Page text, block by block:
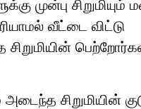
முன்பு
வீட்டை விட்டு
சிறுமியின்
சிறுமியின்